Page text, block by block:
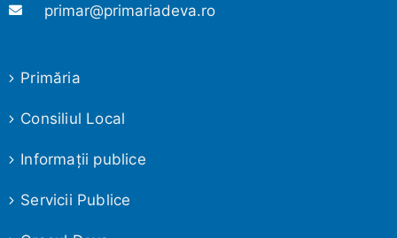
primar@primariadeva.ro
Primăria
Consiliul Local
Informaţii publice
Servicii Publice